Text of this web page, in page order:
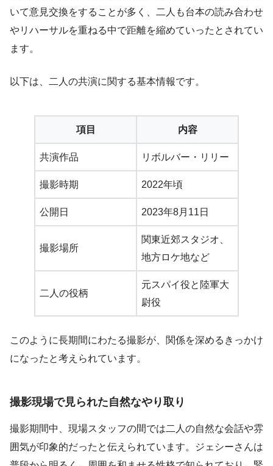
いて意見交換をすることが多く、二人も台本の読み合わせ
やリハーサルを重ねる中で距離を縮めていったとされてい
ます。
以下は、二人の共演に関する基本情報です。
項目 内容
共演作品 リボルバー・リリー
撮影時期 2022年頃
公開日 2023年8月11日
撮影場所
関東近郊スタジオ、
地方ロケ地など
二人の役柄
元スパイ役と陸軍大
尉役
このように長期間にわたる撮影が、関係を深めるきっかけ
になったと考えられています。
撮影現場で見られた自然なやり取り
撮影期間中、現場スタッフの間では二人の自然な会話や雰
囲気が印象的だったと伝えられています。ジェシーさんは